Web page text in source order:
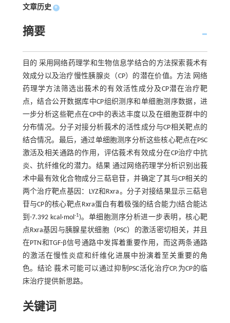
文章历史 +
摘要
目的 采用网络药理学和生物信息学结合的方法探索莪术有
效成分以及治疗慢性胰腺炎（CP）的潜在价值。方法 网络
药理学方法筛选出莪术的有效活性成分及CP潜在治疗靶
点，结合公开数据库中CP组织测序和单细胞测序数据，进
一步分析这些靶点在CP中的表达丰度以及在细胞亚群中的
分布情况。分子对接分析莪术的活性成分与CP相关靶点的
结合情况。最后，通过单细胞测序分析这些核心靶点在PSC
激活及相关通路的作用，评估莪术有效成分在CP治疗中抗
炎、抗纤维化的潜力。结果 通过网络药理学分析识别出莪
术中最有效化合物成分三萜皂苷，并确定了其与CP相关的
两个治疗靶点基因：LYZ和Rxra。分子对接结果显示三萜皂
苷与CP的核心靶点Rxra蛋白有着极强的结合能力(结合能达
到-7.392 kcal·mol -1)。单细胞测序分析进一步表明，核心靶
点Rxra基因与胰腺星状细胞（PSC）的激活密切相关，并且
在PTN和TGF-β信号通路中发挥着重要作用，而这两条通路
的激活在慢性炎症和纤维化进展中扮演着至关重要的角
色。结论 莪术可能可以通过抑制PSC活化治疗CP,为CP的临
床治疗提供新思路。
关键词